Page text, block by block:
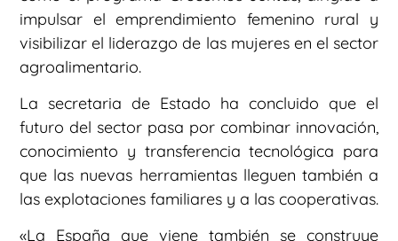
impulsar el emprendimiento femenino rural y
visibilizar el liderazgo de las mujeres en el sector
agroalimentario.
La secretaria de Estado ha concluido que el
futuro del sector pasa por combinar innovación,
conocimiento y transferencia tecnológica para
que las nuevas herramientas lleguen también a
las explotaciones familiares y a las cooperativas.
«La España que viene también se construye